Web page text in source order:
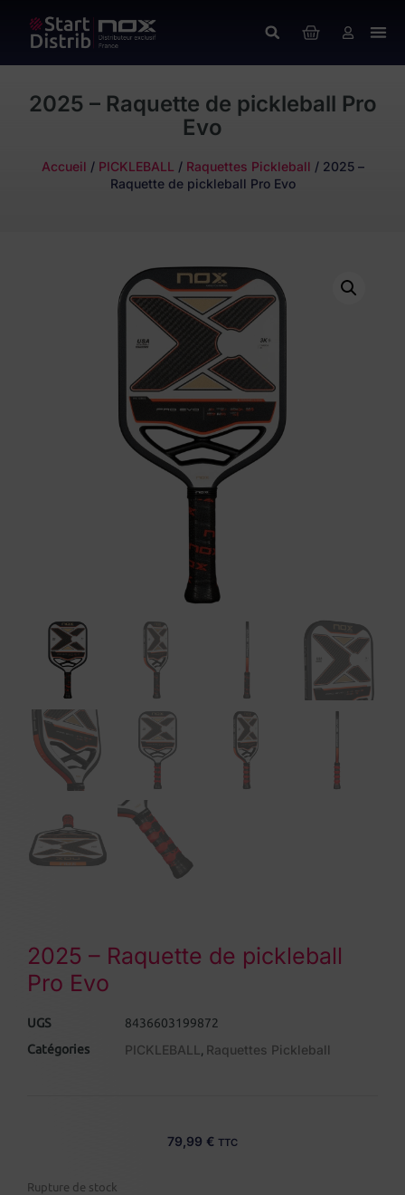
2025 – Raquette de pickleball Pro
Evo
Accueil / PICKLEBALL / Raquettes Pickleball / 2025 –
Raquette de pickleball Pro Evo
2025 – Raquette de pickleball
Pro Evo
UGS
8436603199872
Catégories
PICKLEBALL , Raquettes Pickleball
79,99 € TTC
Rupture de stock